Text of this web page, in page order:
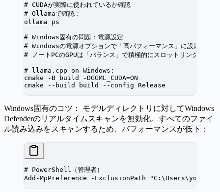
# CUDAが実際に使われているか確認
# Ollamaで確認：
ollama ps
# Windows固有の問題：電源設定
# Windowsの電源オプションで「高パフォーマンス」に設定
# ノートPCのGPUは「バランス」で積極的にスロットリング
# llama.cpp on Windows:
cmake -B build
-DGGML_CUDA=ON
cmake --build build --config Release
Windows固有のコツ：
モデルディレクトリに対してWindows
Defenderのリアルタイムスキャンを無効化。すべてのファイ
ル読み込みをスキャンするため、パフォーマンスが低下：
# PowerShell（管理者）
Add-MpPreference - ExclusionPath